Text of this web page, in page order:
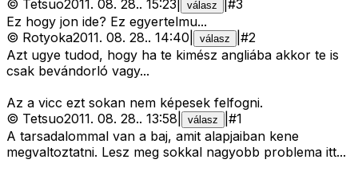
© Tetsuo2011. 08. 28.. 15:23 válasz #3
Ez hogy jon ide? Ez egyertelmu...
© Rotyoka2011. 08. 28.. 14:40 válasz #2
Azt ugye tudod, hogy ha te kimész angliába akkor te is
csak bevándorló vagy...
Az a vicc ezt sokan nem képesek felfogni.
© Tetsuo2011. 08. 28.. 13:58 válasz #1
A tarsadalommal van a baj, amit alapjaiban kene
megvaltoztatni. Lesz meg sokkal nagyobb problema itt...